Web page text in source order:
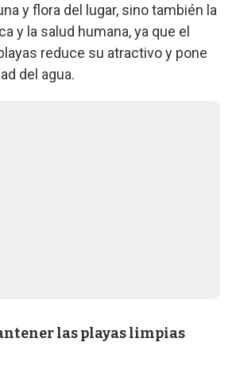
y flora del lugar, sino también la
y la salud humana, ya que el
reduce su atractivo y pone
del agua.
las playas limpias